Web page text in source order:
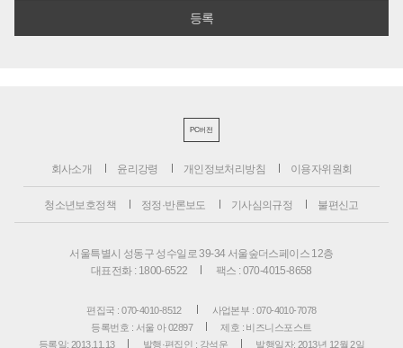
PC버전
회사소개 윤리강령 개인정보처리방침 이용자위원회
청소년보호정책 정정·반론보도 기사심의규정 불편신고
서울특별시 성동구 성수일로 39-34 서울숲더스페이스 12층
대표전화 : 1800-6522
팩스 : 070-4015-8658
편집국 : 070-4010-8512
사업본부 : 070-4010-7078
등록번호 : 서울 아 02897
제호 : 비즈니스포스트
등록일: 2013.11.13
발행·편집인 : 강석운 발행일자: 2013년 12월 2일